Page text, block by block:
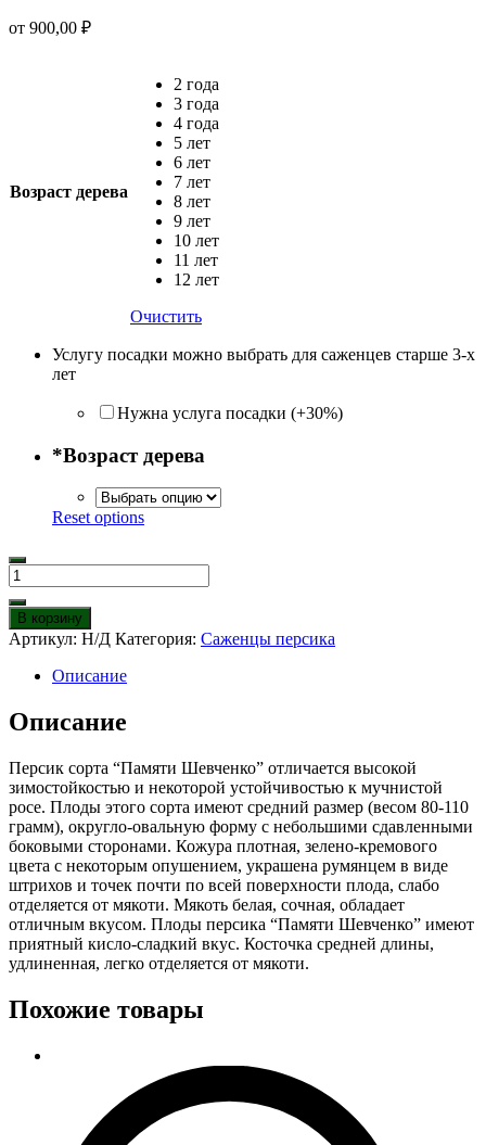
от 900,00 ₽
Возраст дерева
2 года
3 года
4 года
5 лет
6 лет
7 лет
8 лет
9 лет
10 лет
11 лет
12 лет
Очистить
Услугу посадки можно выбрать для саженцев старше 3-х
лет
Нужна услуга посадки (+30%)
*Возраст дерева
Reset options
Количество
товара
Персик
Память
Шевченко
В корзину
Артикул: Н/Д Категория: Саженцы персика
Описание
Описание
Персик сорта “Памяти Шевченко” отличается высокой
зимостойкостью и некоторой устойчивостью к мучнистой
росе. Плоды этого сорта имеют средний размер (весом 80-110
грамм), округло-овальную форму с небольшими сдавленными
боковыми сторонами. Кожура плотная, зелено-кремового
цвета с некоторым опушением, украшена румянцем в виде
штрихов и точек почти по всей поверхности плода, слабо
отделяется от мякоти. Мякоть белая, сочная, обладает
отличным вкусом. Плоды персика “Памяти Шевченко” имеют
приятный кисло-сладкий вкус. Косточка средней длины,
удлиненная, легко отделяется от мякоти.
Похожие товары